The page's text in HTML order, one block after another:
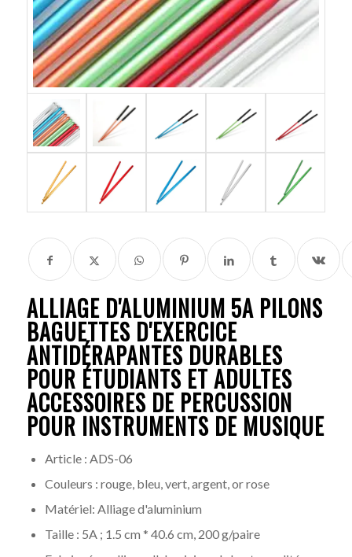
ALLIAGE D'ALUMINIUM 5A PILONS
BAGUETTES D'EXERCICE
ANTIDÉRAPANTES DURABLES
POUR ÉTUDIANTS ET ADULTES
ACCESSOIRES DE PERCUSSION
POUR INSTRUMENTS DE MUSIQUE
Article : ADS-06
Couleurs : rouge, bleu, vert, argent, or rose
Matériel: Alliage d'aluminium
Taille : 5A ; 1.5 cm * 40.6 cm, 200 g/paire